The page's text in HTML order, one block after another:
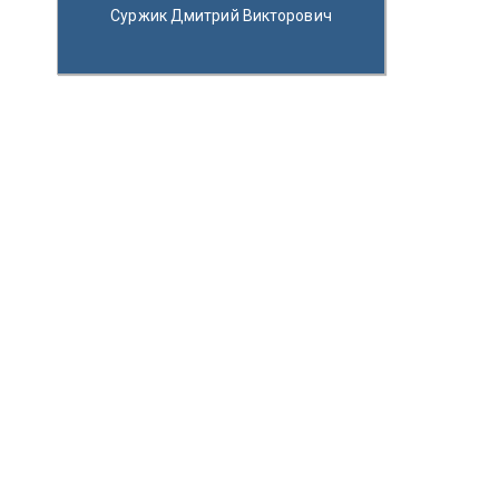
Суржик Дмитрий Викторович